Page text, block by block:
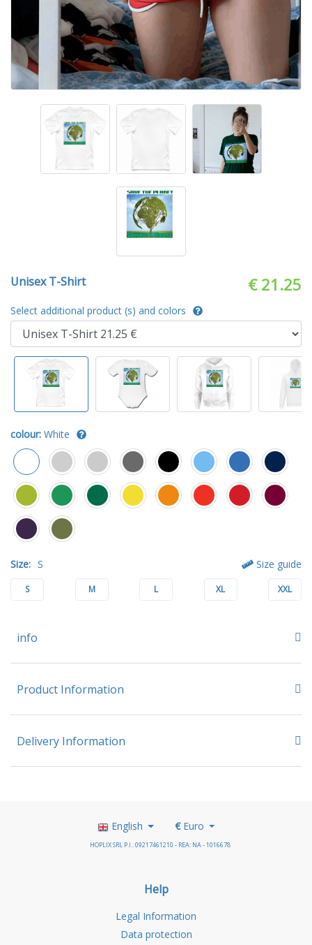
Unisex T-Shirt € 21.25
Select additional product (s) and colors
colour: White
Size: S Size guide
S M L XL XXL
info
Product Information
Delivery Information
English €Euro
HOPLIX SRL P.I.: 09217461210 - REA: NA - 1016678
Help
Legal Information
Data protection